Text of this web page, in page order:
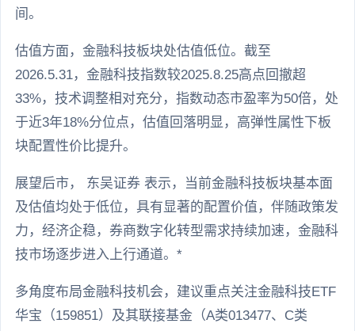
间。
估值方面，金融科技板块处估值低位。截至
2026.5.31，金融科技指数较2025.8.25高点回撤超
33%，技术调整相对充分，指数动态市盈率为50倍，处
于近3年18%分位点，估值回落明显，高弹性属性下板
块配置性价比提升。
展望后市， 东吴证券 表示，当前金融科技板块基本面
及估值均处于低位，具有显著的配置价值，伴随政策发
力，经济企稳，券商数字化转型需求持续加速，金融科
技市场逐步进入上行通道。*
多角度布局金融科技机会，建议重点关注金融科技ETF
华宝（159851）及其联接基金（A类013477、C类